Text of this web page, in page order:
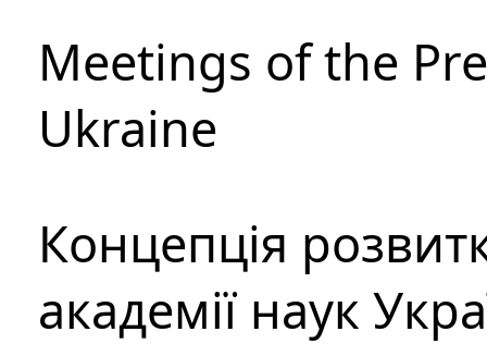
Meetings of the
Ukraine
Концепція
академії наук